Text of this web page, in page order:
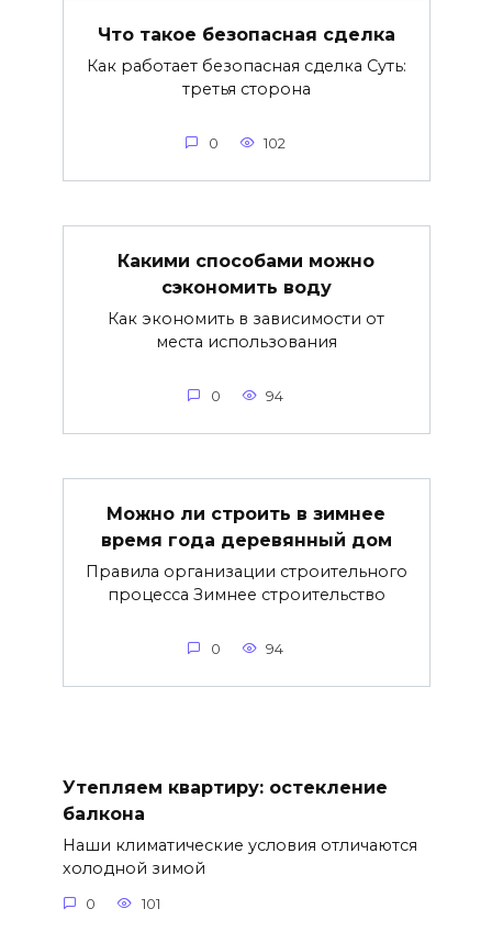
Что такое безопасная сделка
Как работает безопасная сделка Суть:
третья сторона
0 102
Какими способами можно
сэкономить воду
Как экономить в зависимости от
места использования
0 94
Можно ли строить в зимнее
время года деревянный дом
Правила организации строительного
процесса Зимнее строительство
0 94
Утепляем квартиру: остекление
балкона
Наши климатические условия отличаются
холодной зимой
0 101